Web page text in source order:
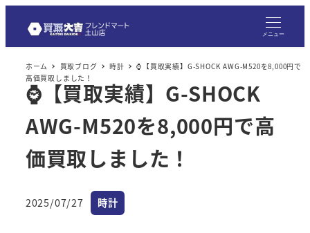
メニュー
ホーム 買取ブログ 時計
⌚【買取実績】G-SHOCK AWG-M520を8,000円で
高価買取しました！
⌚【買取実績】G-SHOCK
AWG-M520を8,000円で高
価買取しました！
投稿日
2025/07/27 カテゴリー
時計